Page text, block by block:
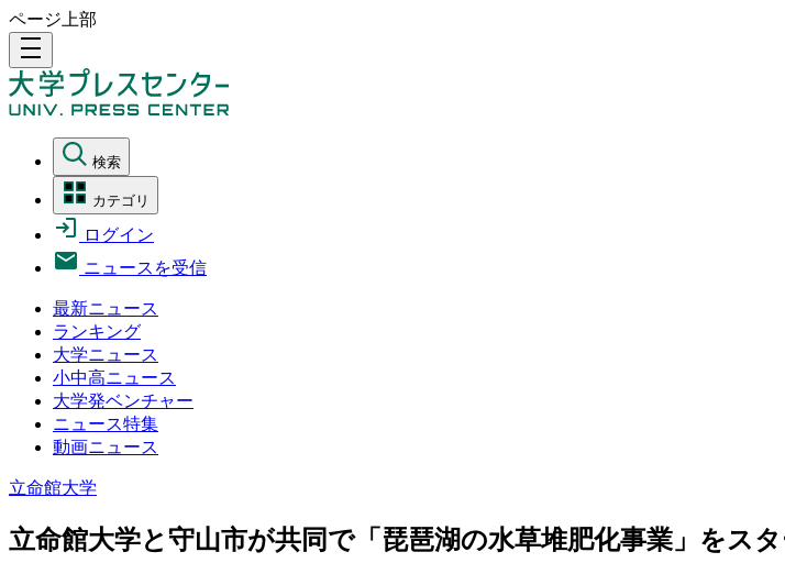
ページ上部
density_medium
検索
カテゴリ
ログイン
ニュースを受信
最新ニュース
ランキング
大学ニュース
小中高ニュース
大学発ベンチャー
ニュース特集
動画ニュース
立命館大学
立命館大学と守山市が共同で「琵琶湖の水草堆肥化事業」をス